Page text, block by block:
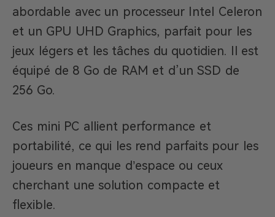
abordable avec un processeur Intel Celeron
et un GPU UHD Graphics, parfait pour les
jeux légers et les tâches du quotidien. Il est
équipé de 8 Go de RAM et d’un SSD de
256 Go.
Ces mini PC allient performance et
portabilité, ce qui les rend parfaits pour les
joueurs en manque d’espace ou ceux
cherchant une solution compacte et
flexible.